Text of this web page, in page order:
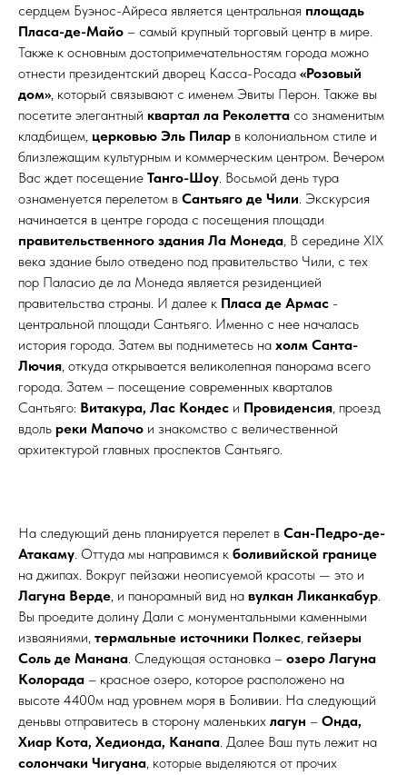
сердцем Буэнос-Айреса является центральная площадь
Пласа-де-Майо – самый крупный торговый центр в мире.
Также к основным достопримечательностям города можно
отнести президентский дворец Касса-Росада «Розовый
дом», который связывают с именем Эвиты Перон. Также вы
посетите элегантный квартал ла Реколетта со знаменитым
кладбищем, церковью Эль Пилар в колониальном стиле и
близлежащим культурным и коммерческим центром. Вечером
Вас ждет посещение Танго-Шоу. Восьмой день тура
ознаменуется перелетом в Сантьяго де Чили. Экскурсия
начинается в центре города с посещения площади
правительственного здания Ла Монеда, В середине XIX
века здание было отведено под правительство Чили, с тех
пор Паласио де ла Монеда является резиденцией
правительства страны. И далее к Пласа де Армас -
центральной площади Сантьяго. Именно с нее началась
история города. Затем вы подниметесь на холм Санта-
Лючия, откуда открывается великолепная панорама всего
города. Затем – посещение современных кварталов
Сантьяго: Витакура, Лас Кондес и Провиденсия, проезд
вдоль реки Мапочо и знакомство с величественной
архитектурой главных проспектов Сантьяго.
На следующий день планируется перелет в Сан-Педро-де-
Атакаму. Оттуда мы направимся к боливийской границе
на джипах. Вокруг пейзажи неописуемой красоты — это и
Лагуна Верде, и панорамный вид на вулкан Ликанкабур.
Вы проедите долину Дали с монументальными каменными
изваяниями, термальные источники Полкес, гейзеры
Соль де Манана. Следующая остановка – озеро Лагуна
Колорада – красное озеро, которое расположено на
высоте 4400м над уровнем моря в Боливии. На следующий
деньвы отправитесь в сторону маленьких лагун – Онда,
Хиар Кота, Хедионда, Канапа. Далее Ваш путь лежит на
солончаки Чигуана, которые выделяются от прочих